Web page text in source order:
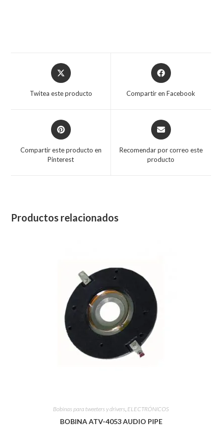
Twitea este producto Compartir en Facebook
Compartir este producto en
Pinterest
Recomendar por correo este
producto
Productos relacionados
Bobinas para tweeters y drivers, ELECTRÓNICOS
BOBINA ATV-4053 AUDIO PIPE